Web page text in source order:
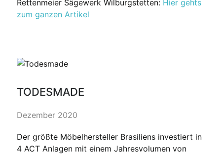
Rettenmeier Sägewerk Wilburgstetten: Hier gehts
zum ganzen Artikel
TODESMADE
Dezember 2020
Der größte Möbelhersteller Brasiliens investiert in
4 ACT Anlagen mit einem Jahresvolumen von